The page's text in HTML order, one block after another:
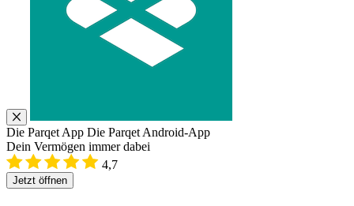
Die Parqet App Die Parqet Android-App
Dein Vermögen immer dabei
4,7
Jetzt öffnen